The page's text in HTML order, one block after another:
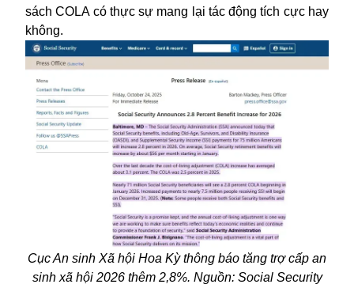
sách COLA có thực sự mang lại tác động tích cực hay
không.
Cục An sinh Xã hội Hoa Kỳ thông báo tăng trợ cấp an
sinh xã hội 2026 thêm 2,8%. Nguồn: Social Security